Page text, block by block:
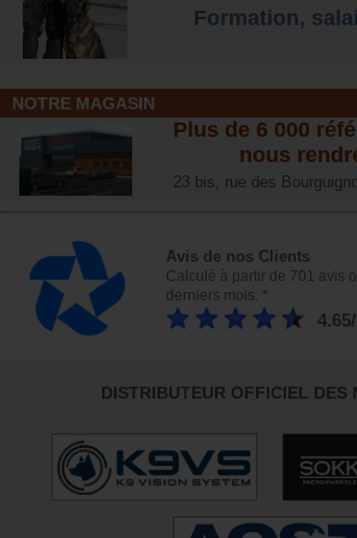
Formation,
NOTRE MAGASIN
Plus de 6 000
nous
23 bis, rue des
Avis de nos Clients
Calculé à partir de 701 avis
derniers mois. *
DISTRIBUTEUR OFFICIEL DES